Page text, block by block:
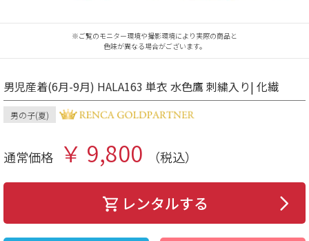
※ご覧のモニター環境や撮影環境により実際の商品と
色味が異なる場合がございます。
男児産着(6月-9月) HALA163 単衣 水色鷹 刺繍入り| 化繊
男の子(夏)
通常価格 ￥ 9,800 （税込）
レンタルする